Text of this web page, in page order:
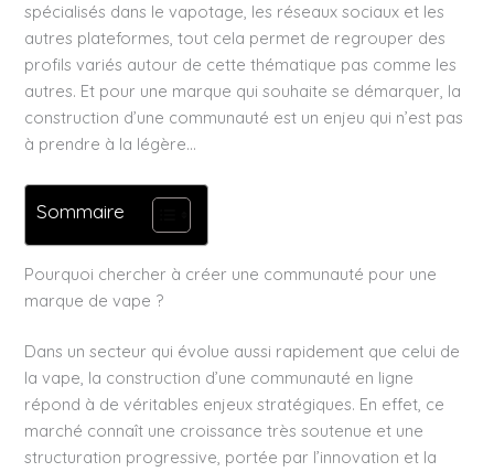
spécialisés dans le vapotage, les réseaux sociaux et les
autres plateformes, tout cela permet de regrouper des
profils variés autour de cette thématique pas comme les
autres. Et pour une marque qui souhaite se démarquer, la
construction d’une communauté est un enjeu qui n’est pas
à prendre à la légère…
Sommaire
Pourquoi chercher à créer une communauté pour une
marque de vape ?
Dans un secteur qui évolue aussi rapidement que celui de
la vape, la construction d’une communauté en ligne
répond à de véritables enjeux stratégiques. En effet, ce
marché connaît une croissance très soutenue et une
structuration progressive, portée par l’innovation et la